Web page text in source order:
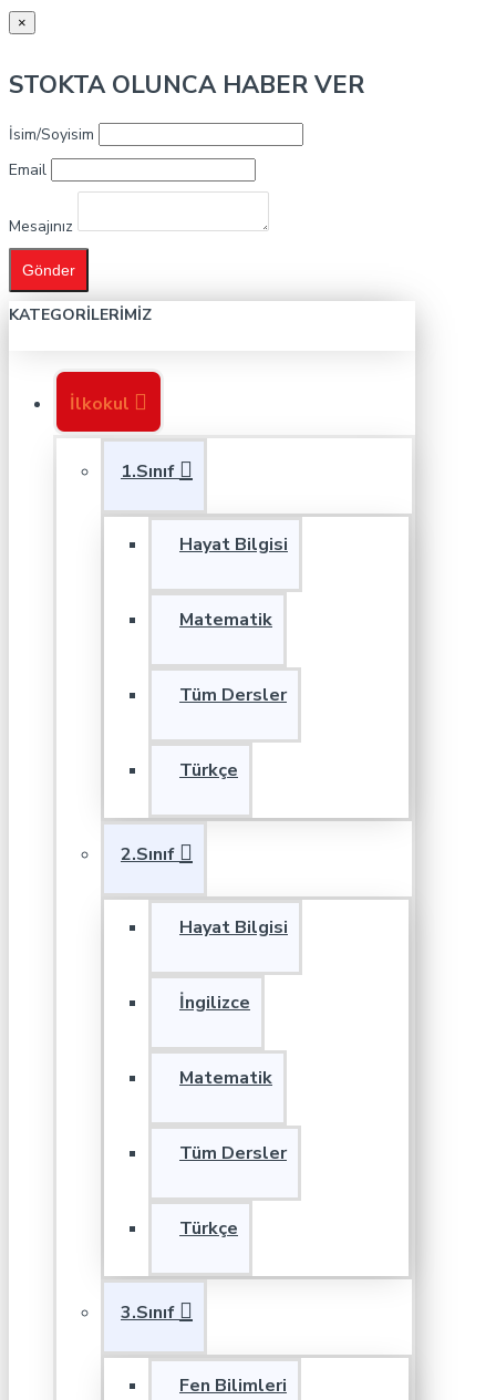
×
STOKTA OLUNCA HABER VER
İsim/Soyisim
Email
Mesajınız
Gönder
KATEGORILERIMIZ
İlkokul
1.Sınıf
Hayat Bilgisi
Matematik
Tüm Dersler
Türkçe
2.Sınıf
Hayat Bilgisi
İngilizce
Matematik
Tüm Dersler
Türkçe
3.Sınıf
Fen Bilimleri